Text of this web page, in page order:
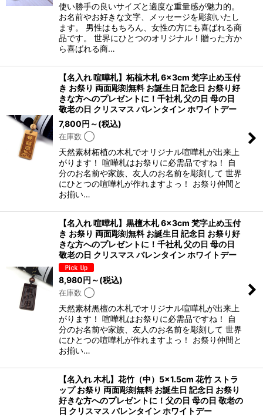
使い勝手の良いサイズと適度な重量感が魅力的。
お名前やお好きな文字、メッセージを彫刻いたし
ます。 男性はもちろん、女性の方にも喜ばれる商
品です。 世界にひとつのオリジナル！贈った方か
ら喜ばれる商…
【名入れ 喧嘩札】柘植木札 6×3cm 梵字止め玉付
き お祭り 両面彫刻無料 お誕生日 記念日 お祭り好
きな方へのプレゼントに！千社札 父の日 母の日
敬老の日 クリスマス バレンタイン ホワイトデー
7,800円 ～(税込)
在庫数 ◯
天然素材柘植の木札でオリジナル喧嘩札が出来上
がります！ 喧嘩札はお祭りに必需品ですね！ 自
分のお名前や家族、友人のお名前を彫刻して 世界
にひとつの喧嘩札が作れますよっ！ お祭り仲間と
お揃い…
【名入れ 喧嘩札】黒檀木札 6×3cm 梵字止め玉付
き お祭り 両面彫刻無料 お誕生日 記念日 お祭り好
きな方へのプレゼントに！千社札 父の日 母の日
敬老の日 クリスマス バレンタイン ホワイトデー
8,980円 ～(税込)
在庫数 ◯
天然素材黒檀の木札でオリジナル喧嘩札が出来上
がります！ 喧嘩札はお祭りに必需品ですね！ 自
分のお名前や家族、友人のお名前を彫刻して 世界
にひとつの喧嘩札が作れますよっ！ お祭り仲間と
お揃い…
【名入れ 木札】花竹（中）5×1.5cm 花竹 ストラ
ップ お祭り 両面彫刻無料 お誕生日 記念日 お祭り
好きな方へのプレゼントに！父の日 母の日 敬老の
日 クリスマス バレンタイン ホワイトデー